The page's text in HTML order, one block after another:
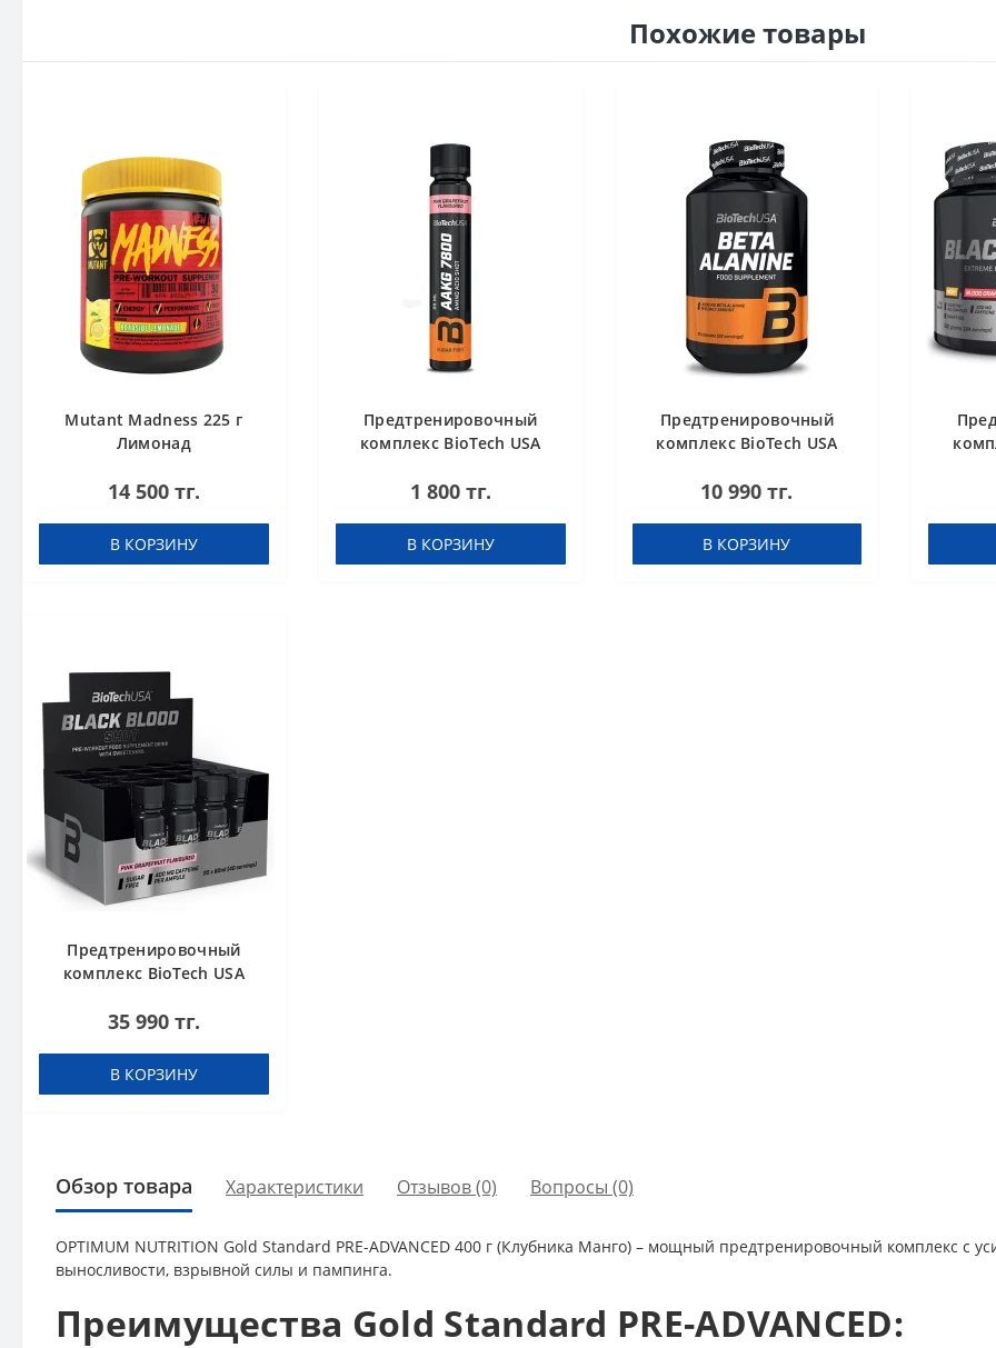
Похожие товары
Mutant Madness 225 г
Лимонад
14 500 тг.
В КОРЗИНУ
Предтренировочный
комплекс BioTech USA
25ml
1 800 тг.
В КОРЗИНУ
Предтренировочный
комплекс BioTech USA
10 990 тг.
В КОРЗИНУ
Предтренировочный
комплекс BioTech USA
grapefruit 60 ml шоты (в
35 990 тг.
В КОРЗИНУ
Обзор товара Характеристики Отзывов (0) Вопросы (0)
OPTIMUM NUTRITION Gold Standard PRE-ADVANCED 400 г (Клубника Манго) – мощный предтренировочный комплекс с
выносливости, взрывной силы и пампинга.
Преимущества Gold Standard PRE-ADVANCED: